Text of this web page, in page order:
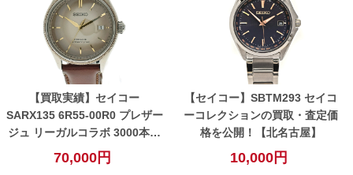
【買取実績】セイコー
SARX135 6R55-00R0 プレザー
ジュ リーガルコラボ 3000本限
定の買取価格・査定ポイントを
公開！【小牧】
70,000円
【セイコー】SBTM293 セイコ
ーコレクションの買取・査定価
格を公開！【北名古屋】
10,000円